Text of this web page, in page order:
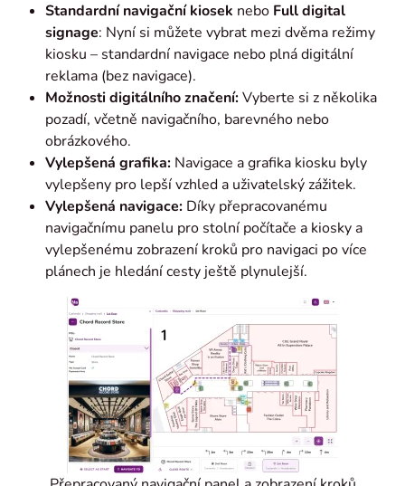
Standardní navigační kiosek nebo Full digital
signage: Nyní si můžete vybrat mezi dvěma režimy
kiosku – standardní navigace nebo plná digitální
reklama (bez navigace).
Možnosti digitálního značení:Vyberte si z několika
pozadí, včetně navigačního, barevného nebo
obrázkového.
Vylepšená grafika: Navigace a grafika kiosku byly
vylepšeny pro lepší vzhled a uživatelský zážitek.
Vylepšená navigace: Díky přepracovanému
navigačnímu panelu pro stolní počítače a kiosky a
vylepšenému zobrazení kroků pro navigaci po více
plánech je hledání cesty ještě plynulejší.